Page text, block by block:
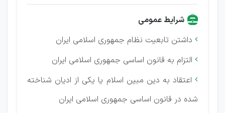
شرایط عمومی
 داشتن تابعیت نظام جمهوری اسلامی ایران
 التزام به قانون اساسی جمهوری اسلامی ایران
 اعتقاد به دین مبین اسلام یا یکی از ادیان شناخته
شده در قانون اساسی جمهوری اسلامی ایران